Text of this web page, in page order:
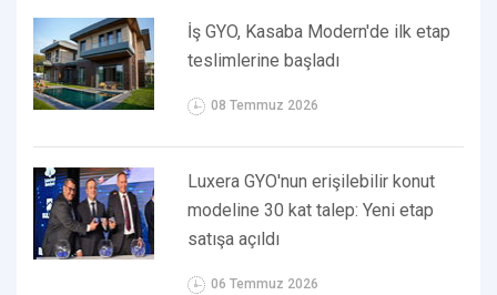
İş GYO, Kasaba Modern'de ilk etap
teslimlerine başladı
08 Temmuz 2026
Luxera GYO'nun erişilebilir konut
modeline 30 kat talep: Yeni etap
satışa açıldı
06 Temmuz 2026